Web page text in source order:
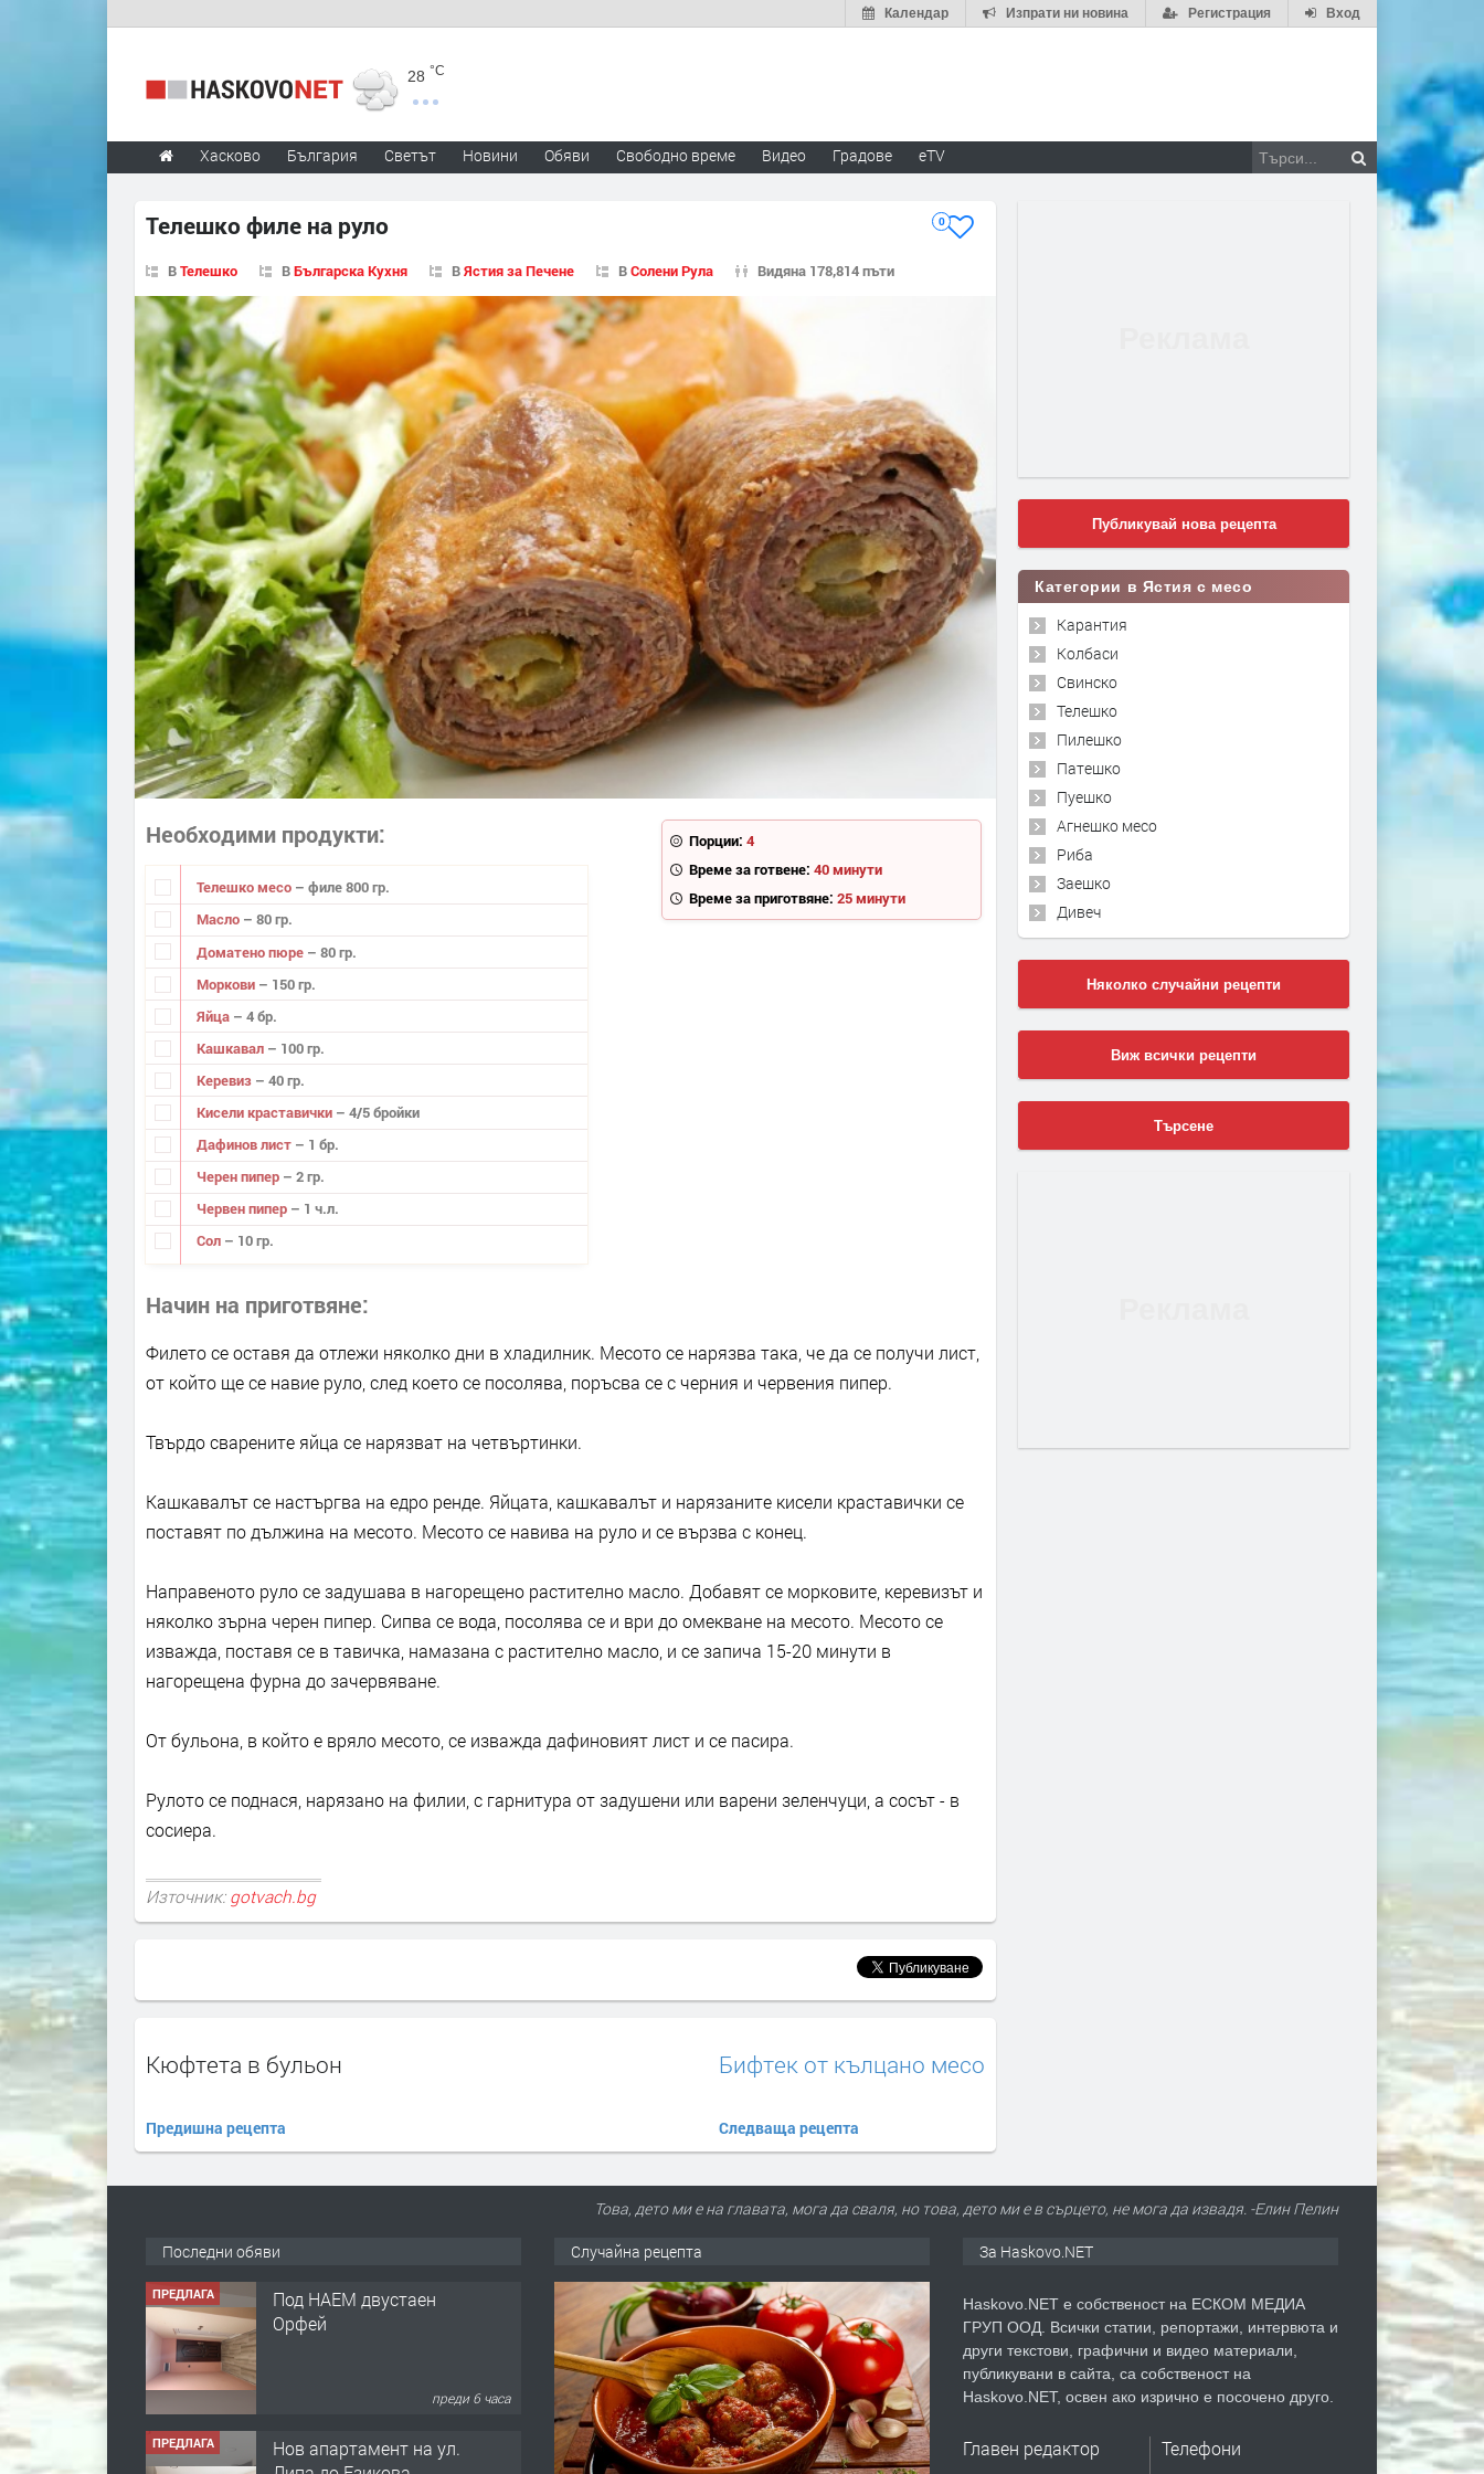
Вход
Регистрация
Изпрати ни новина
Календар
28 °C
Хасково България Светът Новини Обяви Свободно време Видео Градове eTV
Телешко филе на руло 0
ВТелешко ВБългарска Кухня ВЯстия за Печене ВСолени Рула Видяна 178,814 пъти
Порции: 4
Време за готвене: 40 минути
Време за приготвяне: 25 минути
Необходими продукти
Телешко месо – филе 800 гр.
Масло – 80 гр.
Доматено пюре – 80 гр.
Моркови – 150 гр.
Яйца – 4 бр.
Кашкавал – 100 гр.
Керевиз – 40 гр.
Кисели краставички – 4/5 бройки
Дафинов лист – 1 бр.
Черен пипер – 2 гр.
Червен пипер – 1 ч.л.
Сол – 10 гр.
Начин на приготвяне
Филето се оставя да отлежи няколко дни в хладилник. Месото се нарязва така, че да се получи лист,
от който ще се навие руло, след което се посолява, поръсва се с черния и червения пипер.
Твърдо сварените яйца се нарязват на четвъртинки.
Кашкавалът се настъргва на едро ренде. Яйцата, кашкавалът и нарязаните кисели краставички се
поставят по дължина на месото. Месото се навива на руло и се вързва с конец.
Направеното руло се задушава в нагорещено растително масло. Добавят се морковите, керевизът и
няколко зърна черен пипер. Сипва се вода, посолява се и ври до омекване на месото. Месото се
изважда, поставя се в тавичка, намазана с растително масло, и се запича 15-20 минути в
нагорещена фурна до зачервяване.
От бульона, в който е вряло месото, се изважда дафиновият лист и се пасира.
Рулото се поднася, нарязано на филии, с гарнитура от задушени или варени зеленчуци, а сосът - в
сосиера.
Източник: gotvach.bg
Кюфтета в бульон
Предишна рецепта
Бифтек от кълцано месо
Следваща рецепта
Публикувай нова рецепта
Категории в Ястия с месо
Карантия
Колбаси
Свинско
Телешко
Пилешко
Патешко
Пуешко
Агнешко месо
Риба
Заешко
Дивеч
Няколко случайни рецепти
Виж всички рецепти
Търсене
Това, дето ми е на главата, мога да сваля, но това, дето ми е в сърцето, не мога да извадя. -Елин Пелин
Последни обяви
ПРЕДЛАГА
Под НАЕМ двустаен
Орфей
преди 6 часа
ПРЕДЛАГА
Нов апартамент на ул.
Случайна рецепта За Haskovo.NET
Haskovo.NET е собственост на ЕСКОМ МЕДИА
ГРУП ООД. Всички статии, репортажи, интервюта и
други текстови, графични и видео материали,
публикувани в сайта, са собственост на
Haskovo.NET, освен ако изрично е посочено друго.
Главен редактор Телефони